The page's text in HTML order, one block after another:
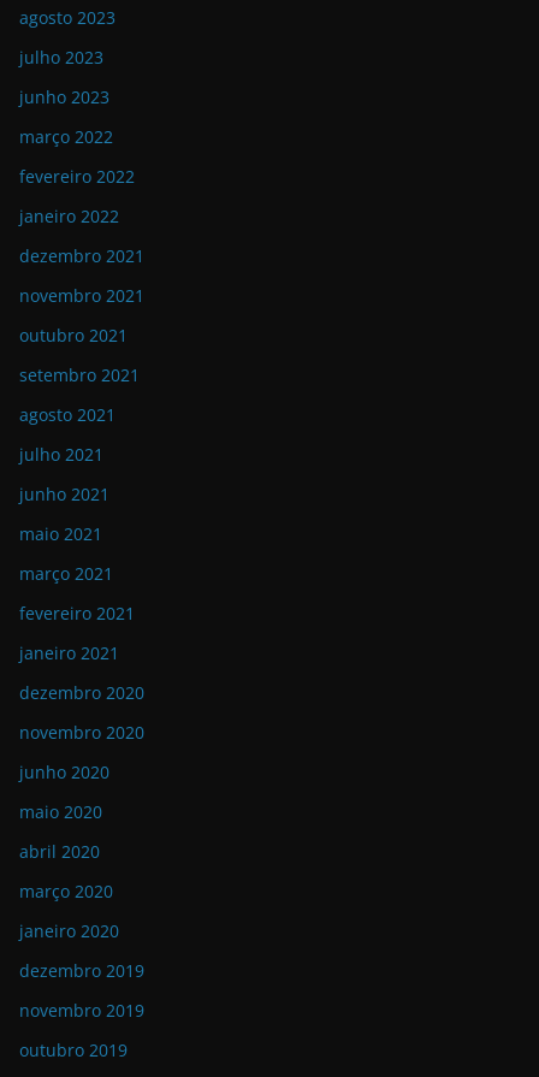
agosto 2023
julho 2023
junho 2023
março 2022
fevereiro 2022
janeiro 2022
dezembro 2021
novembro 2021
outubro 2021
setembro 2021
agosto 2021
julho 2021
junho 2021
maio 2021
março 2021
fevereiro 2021
janeiro 2021
dezembro 2020
novembro 2020
junho 2020
maio 2020
abril 2020
março 2020
janeiro 2020
dezembro 2019
novembro 2019
outubro 2019